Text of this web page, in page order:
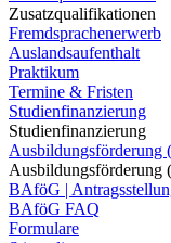
Zusatzqualifikationen
Fremdsprachenerwerb
Auslandsaufenthalt
Praktikum
Termine & Fristen
Studienfinanzierung
Studienfinanzierung
Ausbildungsförderung
Ausbildungsförderung
BAföG |
BAföG FAQ
Formulare